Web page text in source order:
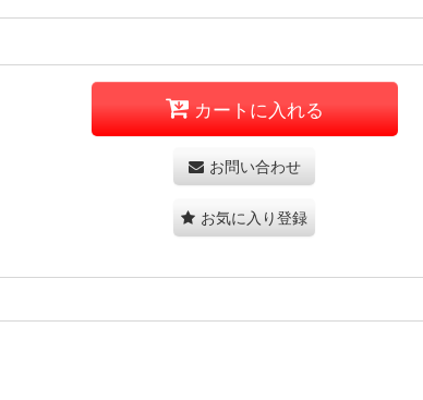
カートに入れる
お問い合わせ
お気に入り登録